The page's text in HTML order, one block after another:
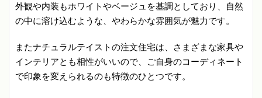
外観や内装もホワイトやベージュを基調としており、自然
の中に溶け込むような、やわらかな雰囲気が魅力です。
またナチュラルテイストの注文住宅は、さまざまな家具や
インテリアとも相性がいいので、ご自身のコーディネート
で印象を変えられるのも特徴のひとつです。